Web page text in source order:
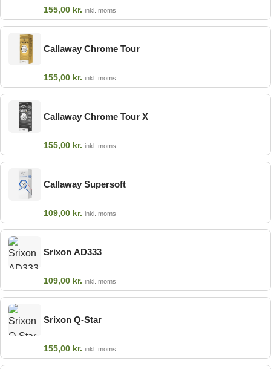
155,00 kr. inkl. moms
Callaway Chrome Tour
155,00 kr. inkl. moms
Callaway Chrome Tour X
155,00 kr. inkl. moms
Callaway Supersoft
109,00 kr. inkl. moms
Srixon AD333
109,00 kr. inkl. moms
Srixon Q-Star
155,00 kr. inkl. moms